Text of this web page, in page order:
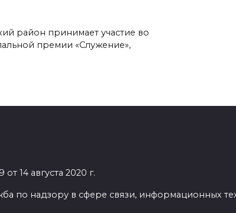
район принимает участие во
премии «Служение»,
14 августа 2020 г.
по надзору в сфере связи, информационных